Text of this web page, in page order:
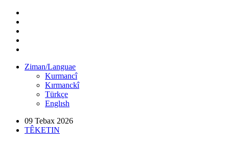
Ziman/Languae
Kurmancî
Kırmanckî
Türkçe
Englısh
09 Tebax 2026
TÊKETIN